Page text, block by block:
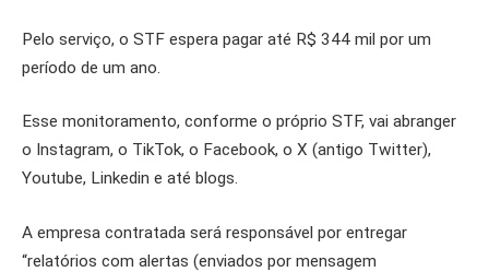
Pelo serviço, o STF espera pagar até R$ 344 mil por um
período de um ano.
Esse monitoramento, conforme o próprio STF, vai abranger
o Instagram, o TikTok, o Facebook, o X (antigo Twitter),
Youtube, Linkedin e até blogs.
A empresa contratada será responsável por entregar
“relatórios com alertas (enviados por mensagem